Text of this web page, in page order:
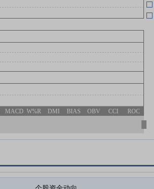
07-17
07-17
MACD W%R DMI BIAS OBV CCI ROC